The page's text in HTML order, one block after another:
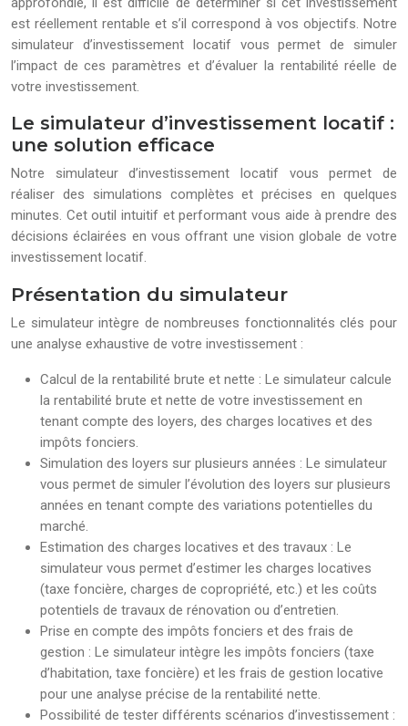
est réellement rentable et s’il correspond à vos objectifs. Notre
simulateur d’investissement locatif vous permet de simuler
l’impact de ces paramètres et d’évaluer la rentabilité réelle de
votre investissement.
Le simulateur d’investissement locatif :
une solution efficace
Notre simulateur d’investissement locatif vous permet de
réaliser des simulations complètes et précises en quelques
minutes. Cet outil intuitif et performant vous aide à prendre des
décisions éclairées en vous offrant une vision globale de votre
investissement locatif.
Présentation du simulateur
Le simulateur intègre de nombreuses fonctionnalités clés pour
une analyse exhaustive de votre investissement :
Calcul de la rentabilité brute et nette : Le simulateur calcule
la rentabilité brute et nette de votre investissement en
tenant compte des loyers, des charges locatives et des
impôts fonciers.
Simulation des loyers sur plusieurs années : Le simulateur
vous permet de simuler l’évolution des loyers sur plusieurs
années en tenant compte des variations potentielles du
marché.
Estimation des charges locatives et des travaux : Le
simulateur vous permet d’estimer les charges locatives
(taxe foncière, charges de copropriété, etc.) et les coûts
potentiels de travaux de rénovation ou d’entretien.
Prise en compte des impôts fonciers et des frais de
gestion : Le simulateur intègre les impôts fonciers (taxe
d’habitation, taxe foncière) et les frais de gestion locative
pour une analyse précise de la rentabilité nette.
Possibilité de tester différents scénarios d’investissement :